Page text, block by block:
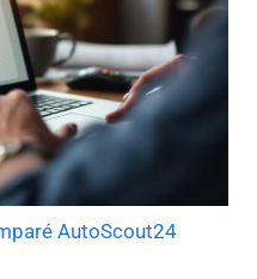
AutoScout24